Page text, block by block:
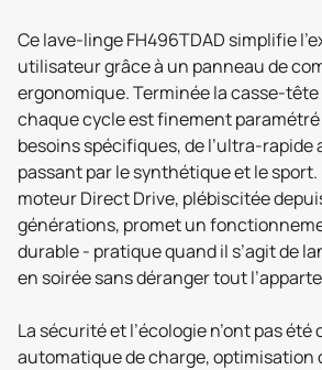
Ce lave-linge FH496TDAD simplifie
utilisateur grâce à un panneau de
ergonomique. Terminée la casse-tête
chaque cycle est finement
besoins spécifiques, de l’ultra-rapide
passant par le synthétique et le
moteur Direct Drive, plébiscitée
générations, promet un
durable - pratique quand il s’agit de
en soirée sans déranger tout
La sécurité et l’écologie n’ont pas
automatique de charge, optimisation